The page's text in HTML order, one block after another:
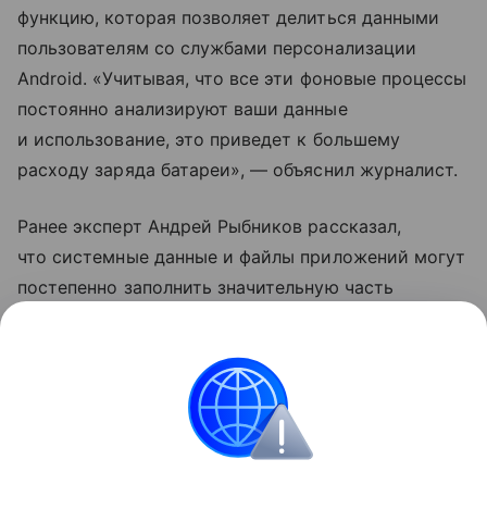
функцию, которая позволяет делиться данными
пользователям со службами персонализации
Android. «Учитывая, что все эти фоновые процессы
постоянно анализируют ваши данные
и использование, это приведет к большему
расходу заряда батареи», — объяснил журналист.
Ранее эксперт Андрей Рыбников рассказал,
что системные данные и файлы приложений могут
постепенно заполнить значительную часть